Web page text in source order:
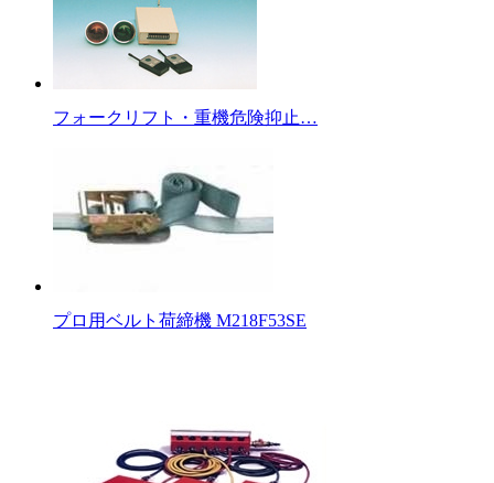
フォークリフト・重機危険抑止…
プロ用ベルト荷締機 M218F53SE